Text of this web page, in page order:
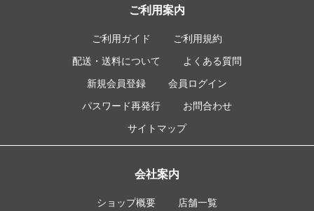
ご利用案内
ご利用ガイド
ご利用規約
配送・送料について
よくある質問
新規会員登録
会員ログイン
パスワード再発行
お問合わせ
サイトマップ
会社案内
ショップ概要
店舗一覧